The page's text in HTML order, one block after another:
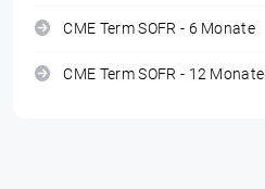
CME Term SOFR - 6 Monate
CME Term SOFR - 12 Monate